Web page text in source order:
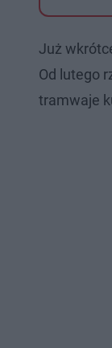
Już
Od lutego
tramwaje